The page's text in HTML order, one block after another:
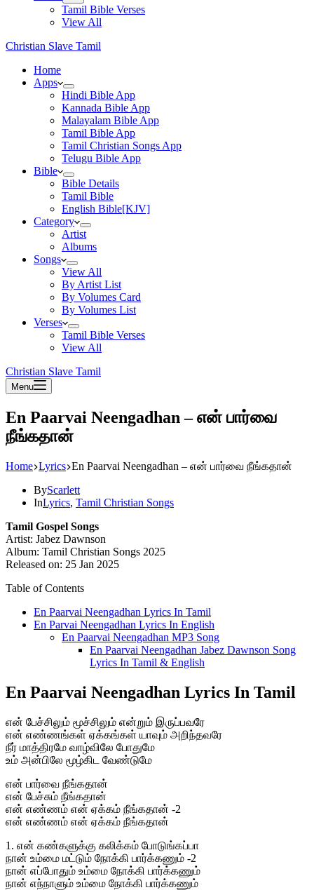
Tamil Bible Verses
View All
Christian Slave Tamil
Home
Apps
Hindi Bible App
Kannada Bible App
Malayalam Bible App
Tamil Bible App
Tamil Christian Songs App
Telugu Bible App
Bible
Bible Details
Tamil Bible
English Bible[KJV]
Category
Artist
Albums
Songs
View All
By Artist List
By Volumes Card
By Volumes List
Verses
Tamil Bible Verses
View All
Christian Slave Tamil
Menu
En Paarvai Neengadhan – என் பார்வை
நீங்கதான்
Home Lyrics En Paarvai Neengadhan – என் பார்வை நீங்கதான்
ByScarlett
InLyrics, Tamil Christian Songs
Tamil Gospel Songs
Artist: Jabez Dawnson
Album: Tamil Christian Songs 2025
Released on: 25 Jan 2025
Table of Contents
En Paarvai Neengadhan Lyrics In Tamil
En Parvai Neengadhan Lyrics In English
En Paarvai Neengadhan MP3 Song
En Paarvai Neengadhan Jabez Dawnson Song
Lyrics In Tamil & English
En Paarvai Neengadhan Lyrics In Tamil
என் பேச்சிலும் மூச்சிலும் என்றும் இருப்பவரே
என் எண்ணங்கள் ஏக்கங்கள் யாவும் அறிந்தவரே
நீர் மாத்திரமே வாழ்விலே போதுமே
உம் அன்பிலே மூழ்கிட வேண்டுமே
என் பார்வை நீங்கதான்
என் பேச்சும் நீங்கதான்
என் எண்ணம் என் ஏக்கம் நீங்கதான் -2
என் எண்ணம் என் ஏக்கம் நீங்கதான்
1. என் கண்களுக்கு கலிக்கம் போடுங்கப்பா
நான் உம்மை மட்டும் நோக்கி பார்க்கணும் -2
நான் எப்போதும் உம்மை நோக்கி பார்க்கணும்
நான் எந்நாளும் உம்மை நோக்கி பார்க்கணும்